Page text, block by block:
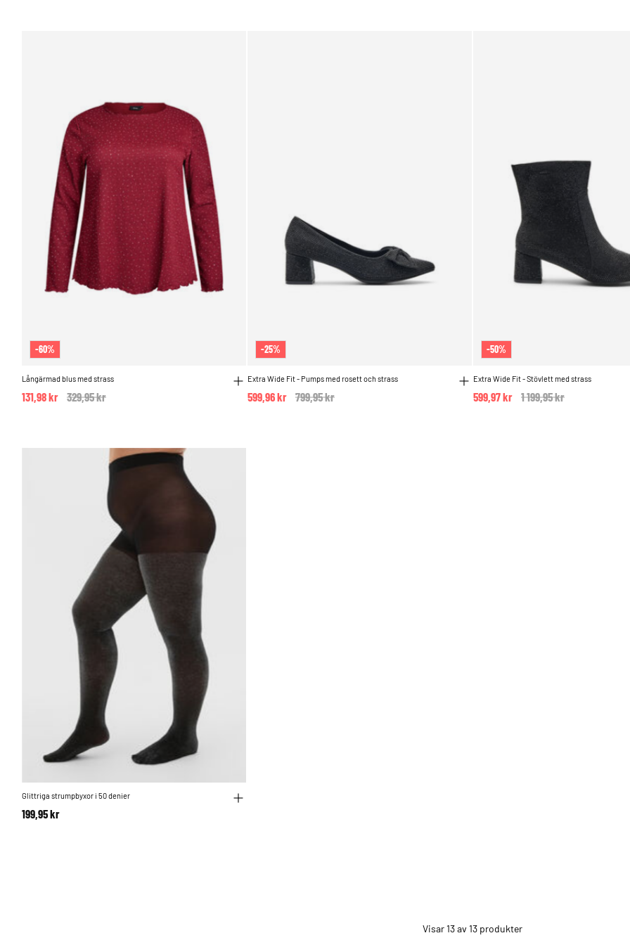
-60%
Långärmad blus med strass
Price reduced from
329,95 kr
131,98 kr
-25%
Extra Wide Fit - Pumps med rosett och strass
Price reduced from
799,95 kr
599,96 kr
-50%
Extra Wide Fit - Stövlett med strass
Price reduced from
1 199,95 kr
599,97 kr
Glittriga strumpbyxor i 50 denier
199,95 kr
Visar 13 av 13 produkter